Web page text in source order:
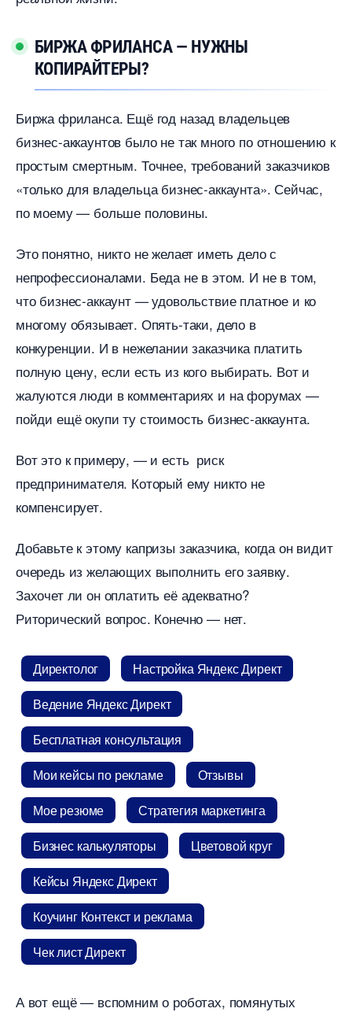
БИРЖА ФРИЛАНСА — НУЖНЫ
КОПИРАЙТЕРЫ?
Биржа фриланса. Ещё год назад владельце
изнес-аккаунтов было не так много по отношению к
простым смертным. Точнее, требований заказчико
«только для владельца бизнес-аккаунта». Сейчас,
по моему — больше половины.
Это понятно, никто не желает иметь дело с
непрофессионалами. Беда не в этом. И не в том,
что бизнес-аккаунт — удовольствие платное и ко
многому обязывает. Опять-таки, дело
конкуренции. И в нежелании заказчика платить
полную цену, если есть из кого выбирать. Вот и
жалуются люди в комментариях и на форумах —
пойди ещё окупи ту стоимость бизнес-аккаунта.
от это к примеру, — и есть риск
предпринимателя. Который ему никто не
компенсирует.
Добавьте к этому капризы заказчика, когда он видит
очередь из желающих выполнить его заявку.
Захочет ли он оплатить её адекватно?
Риторический вопрос. Конечно — нет.
Директоло
Настройка Яндекс Директ
едение Яндекс Директ
Бесплатная консультация
Мои кейсы по рекламе
Отзывы
Мое резюме
Стратегия маркетинга
Бизнес калькуляторы
Цветовой кру
Кейсы Яндекс Директ
Коучинг Контекст и реклама
Чек лист Директ
А вот ещё — вспомним о роботах, помянутых